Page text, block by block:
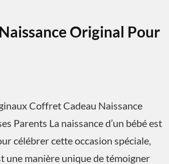
Original Pour
Coffret Cadeau Naissance
Parents La naissance d’un bébé est
célébrer cette occasion spéciale,
une manière unique de témoigner